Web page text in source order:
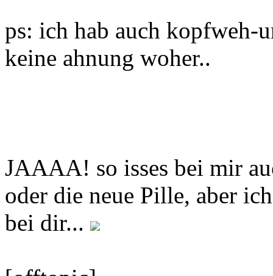
ps: ich hab auch kopfweh-
keine ahnung woher..
JAAAA! so isses bei mir
oder die neue Pille, aber
bei dir...